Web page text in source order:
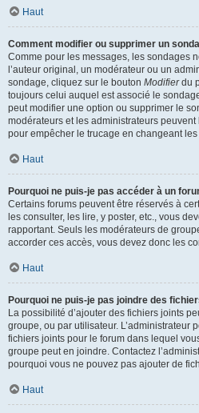
Haut
Comment modifier ou supprimer un
Comme pour les messages, les sondages
l’auteur original, un modérateur ou un
sondage, cliquez sur le bouton Modifierdu
toujours celui auquel est associé le
peut modifier une option ou supprimer le
modérateurs et les administrateurs
pour empêcher le trucage en changeant
Haut
Pourquoi ne puis-je pas accéder à un
Certains forums peuvent être réservés à
les consulter, les lire, y poster, etc., vous
rapportant. Seuls les modérateurs de
accorder ces accès, vous devez donc les
Haut
Pourquoi ne puis-je pas joindre des
La possibilité d’ajouter des fichiers joints
groupe, ou par utilisateur. L’administrateur
fichiers joints pour le forum dans lequel
groupe peut en joindre. Contactez
pourquoi vous ne pouvez pas ajouter de
Haut